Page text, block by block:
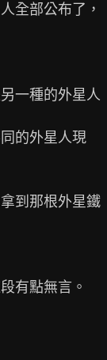
全部公布了，
一種的外星人
的外星人現
到那根外星鐵
有點無言。